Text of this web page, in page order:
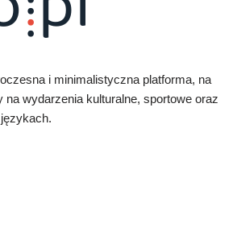
i minimalistyczna platforma, na
na wydarzenia kulturalne, sportowe oraz